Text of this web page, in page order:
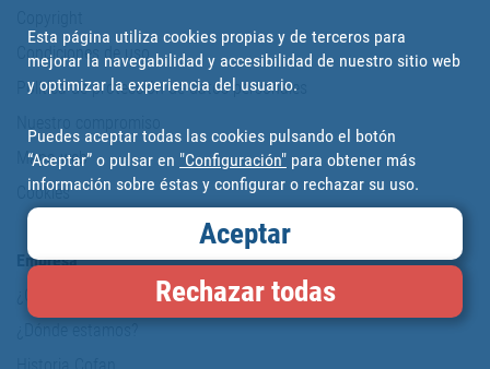
Condiciones de uso
Política de protección de datos personales
Mapa web
Cookies
Empresa
¿Dónde estamos?
Esta página utiliza cookies propias y de terceros para
mejorar la navegabilidad y accesibilidad de nuestro sitio web
y optimizar la experiencia del usuario.
Puedes aceptar todas las cookies pulsando el botón
“Aceptar” o pulsar en "Configuración" para obtener más
información sobre éstas y configurar o rechazar su uso.
Aceptar
Rechazar todas